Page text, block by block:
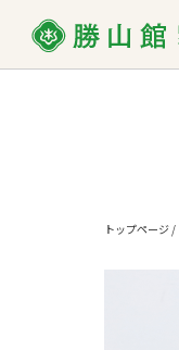
トップページ /